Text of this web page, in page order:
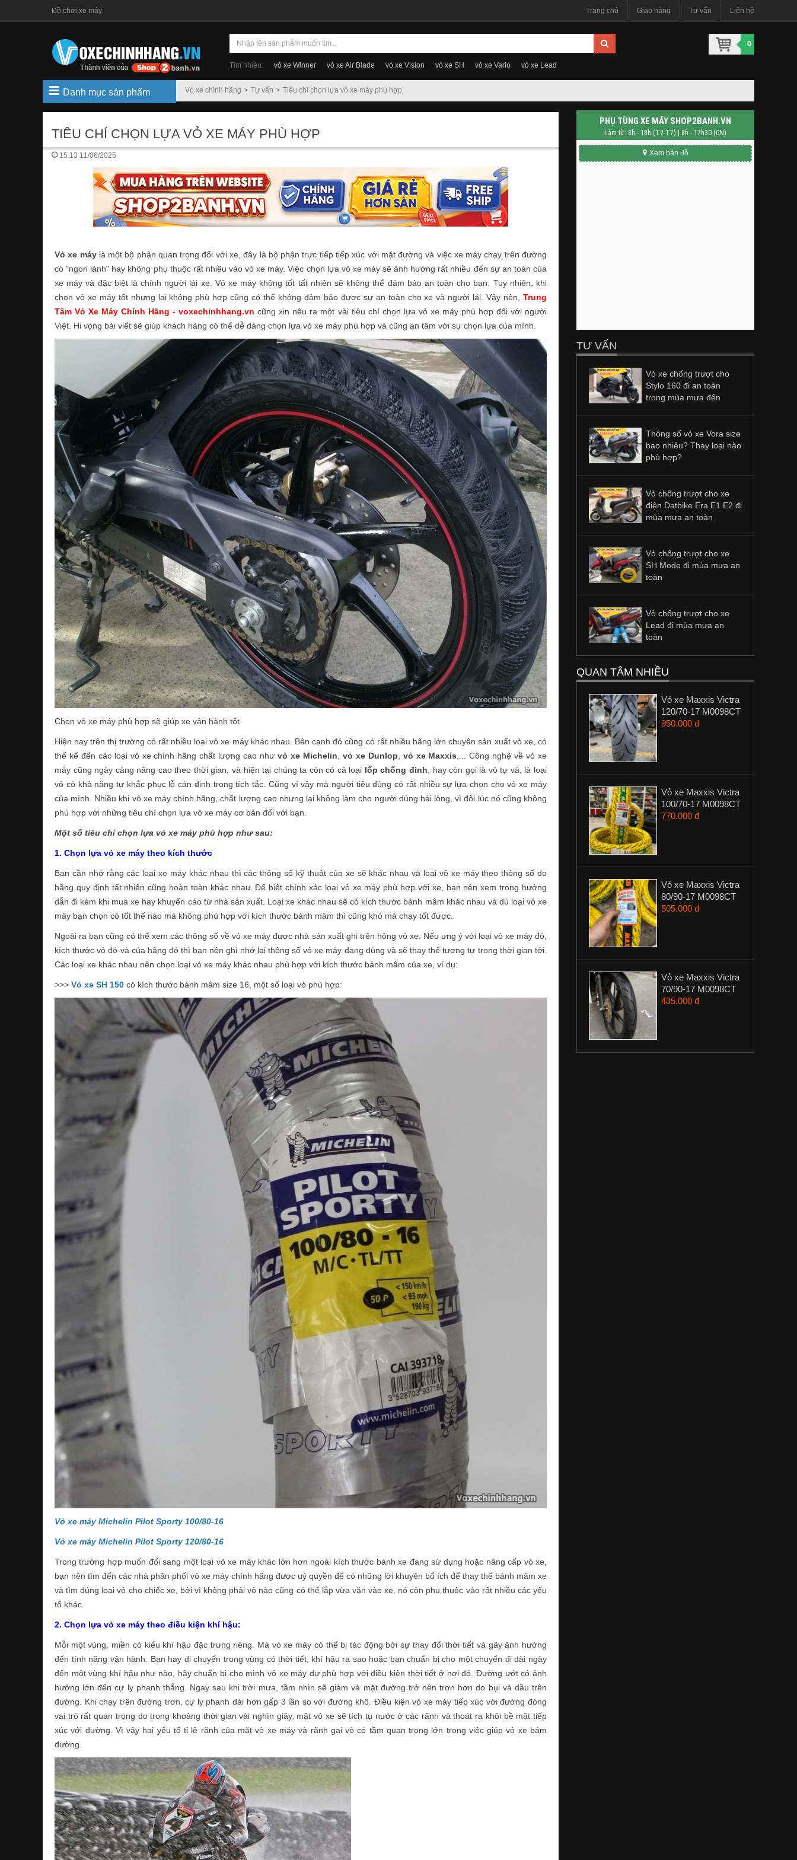
Đồ chơi xe máy Trang chủ Giao hàng Tư vấn Liên hệ
Tìm nhiều: vỏ xe Winner vỏ xe Air Blade vỏ xe Vision vỏ xe SH vỏ xe Vario vỏ xe Lead
0
Vỏ xe chính hãng Tư vấn Tiêu chí chọn lựa vỏ xe máy phù hợp
Danh mục sản phẩm
TIÊU CHÍ CHỌN LỰA VỎ XE MÁY PHÙ HỢP
15:13 11/06/2025
Vỏ xe máylà một bộ phận quan trọng đối với xe, đây là bộ phận trực tiếp tiếp xúc với mặt đường và việc xe máy chạy trên đường
có "ngon lành" hay không phụ thuộc rất nhiều vào vỏ xe máy. Việc chọn lựa vỏ xe máy sẽ ảnh hưởng rất nhiều đến sự an toàn của
xe máy và đặc biệt là chính người lái xe. Vỏ xe máy không tốt tất nhiên sẽ không thể đảm bảo an toàn cho bạn. Tuy nhiên, khi
chọn vỏ xe máy tốt nhưng lại không phù hợp cũng có thể không đảm bảo được sự an toàn cho xe và người lái. Vậy nên, Trung
Tâm Vỏ Xe Máy Chính Hãng - voxechinhhang.vn cũng xin nêu ra một vài tiêu chí chọn lựa vỏ xe máy phù hợp đối với người
Việt. Hi vọng bài viết sẽ giúp khách hàng có thể dễ dàng chọn lựa vỏ xe máy phù hợp và cũng an tâm với sự chọn lựa của mình.
Chọn vỏ xe máy phù hợp sẽ giúp xe vận hành tốt
Hiện nay trên thị trường có rất nhiều loại vỏ xe máy khác nhau. Bên cạnh đó cũng có rất nhiều hãng lớn chuyên sản xuất vỏ xe, có
thể kể đến các loại vỏ xe chính hãng chất lượng cao như vỏ xe Michelin vỏ xe Dunlop vỏ xe Maxxis ,... Công nghệ về vỏ xe
máy cũng ngày càng nâng cao theo thời gian, và hiện tại chúng ta còn có cả loại lốp chống đinh , hay còn gọi là vỏ tự vá, là loại
vỏ có khả năng tự khắc phục lỗ cán đinh trong tích tắc. Cũng vì vậy mà người tiêu dùng có rất nhiều sự lựa chọn cho vỏ xe máy
của mình. Nhiều khi vỏ xe máy chính hãng, chất lượng cao nhưng lại không làm cho người dùng hài lòng, vì đôi lúc nó cũng không
phù hợp với những tiêu chí chọn lựa vỏ xe máy cơ bản đối với bạn.
Một số tiêu chí chọn lựa vỏ xe máy phù hợp như sau:
1. Chọn lựa vỏ xe máy theo kích thước
Bạn cần nhớ rằng các loại xe máy khác nhau thì các thông số kỹ thuật của xe sẽ khác nhau và loại vỏ xe máy theo thông số do
hãng quy định tất nhiên cũng hoàn toàn khác nhau. Để biết chính xác loại vỏ xe máy phù hợp với xe, bạn nên xem trong hướng
dẫn đi kèm khi mua xe hay khuyến cáo từ nhà sản xuất. Loại xe khác nhau sẽ có kích thước bánh mâm khác nhau và dù loại vỏ xe
máy bạn chọn có tốt thế nào mà không phù hợp với kích thước bánh mâm thì cũng khó mà chạy tốt được.
Ngoài ra bạn cũng có thể xem các thông số về vỏ xe máy được nhà sản xuất ghi trên hông vỏ xe. Nếu ưng ý với loại vỏ xe máy đó,
kích thước vỏ đó và của hãng đó thì bạn nên ghi nhớ lại thông số vỏ xe máy đang dùng và sẽ thay thế tương tự trong thời gian tới.
Các loại xe khác nhau nên chọn loại vỏ xe máy khác nhau phù hợp với kích thước bánh mâm của xe, ví dụ:
>>> Vỏ xe SH 150 có kích thước bánh mâm size 16, một số loại vỏ phù hợp:
Vỏ xe máy Michelin Pilot Sporty 100/80-16
Vỏ xe máy Michelin Pilot Sporty 120/80-16
Trong trường hợp muốn đổi sang một loại vỏ xe máy khác lớn hơn ngoài kích thước bánh xe đang sử dụng hoặc nâng cấp vỏ xe,
bạn nên tìm đến các nhà phân phối vỏ xe máy chính hãng được uỷ quyền để có những lời khuyên bổ ích để thay thế bánh mâm xe
và tìm đúng loại vỏ cho chiếc xe, bởi vì không phải vỏ nào cũng có thể lắp vừa vặn vào xe, nó còn phụ thuộc vào rất nhiều các yếu
tố khác.
2. Chọn lựa vỏ xe máy theo điều kiện khí hậu:
Mỗi một vùng, miền có kiểu khí hậu đặc trưng riêng. Mà vỏ xe máy có thể bị tác động bởi sự thay đổi thời tiết và gây ảnh hưởng
đến tính năng vận hành. Bạn hay di chuyển trong vùng có thời tiết, khí hậu ra sao hoặc bạn chuẩn bị cho một chuyến đi dài ngày
đến một vùng khí hậu như nào, hãy chuẩn bị cho mình vỏ xe máy dự phù hợp với điều kiện thời tiết ở nơi đó. Đường ướt có ảnh
hưởng lớn đến cự ly phanh thắng. Ngay sau khi trời mưa, tầm nhìn sẽ giảm và mặt đường trở nên trơn hơn do bụi và dầu trên
đường. Khi chạy trên đường trơn, cự ly phanh dài hơn gấp 3 lần so với đường khô. Điều kiện vỏ xe máy tiếp xúc với đường đóng
vai trò rất quan trọng do trong khoảng thời gian vài nghìn giây, mặt vỏ xe sẽ tích tụ nước ở các rãnh và thoát ra khỏi bề mặt tiếp
xúc với đường. Vì vậy hai yếu tố tỉ lệ rãnh của mặt vỏ xe máy và rãnh gai vỏ có tầm quan trọng lớn trong việc giúp vỏ xe bám
đường.
PHỤ TÙNG XE MÁY SHOP2BANH.VN
Làm từ: 8h - 18h (T2-T7) | 8h - 17h30 (CN)
Xem bản đồ
TƯ VẤN
Vỏ xe chống trượt cho
Stylo 160 đi an toàn
trong mùa mưa đến
Thông số vỏ xe Vora size
bao nhiêu? Thay loại nào
phù hợp?
Vỏ chống trượt cho xe
điện Datbike Era E1 E2 đi
mùa mưa an toàn
Vỏ chống trượt cho xe
SH Mode đi mùa mưa an
toàn
Vỏ chống trượt cho xe
Lead đi mùa mưa an
toàn
QUAN TÂM NHIỀU
Vỏ xe Maxxis Victra
120/70-17 M0098CT
950.000 đ
Vỏ xe Maxxis Victra
100/70-17 M0098CT
770.000 đ
Vỏ xe Maxxis Victra
80/90-17 M0098CT
505.000 đ
Vỏ xe Maxxis Victra
70/90-17 M0098CT
435.000 đ